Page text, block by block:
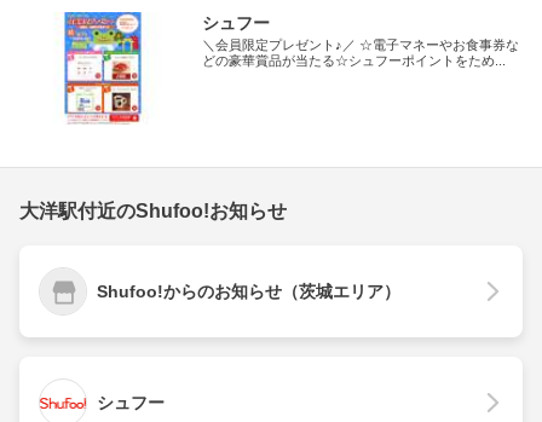
シュフー
＼会員限定プレゼント♪／ ☆電子マネーやお食事券な
どの豪華賞品が当たる☆シュフーポイントをため...
大洋駅付近のShufoo!お知らせ
Shufoo!からのお知らせ（茨城エリア）
シュフー